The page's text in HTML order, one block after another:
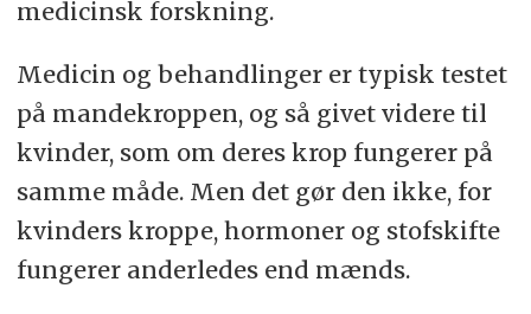
medicinsk forskning.
Medicin og behandlinger er typisk testet
på mandekroppen, og så givet videre til
kvinder, som om deres krop fungerer på
samme måde. Men det gør den ikke, for
kvinders kroppe, hormoner og stofskifte
fungerer anderledes end mænds.